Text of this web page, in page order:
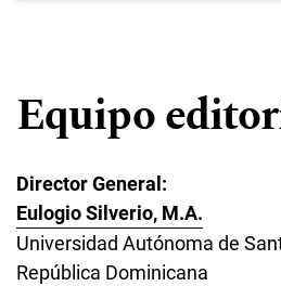
Equipo
Director General:
Eulogio Silverio, M.A.
Universidad Autónoma de
República Dominicana